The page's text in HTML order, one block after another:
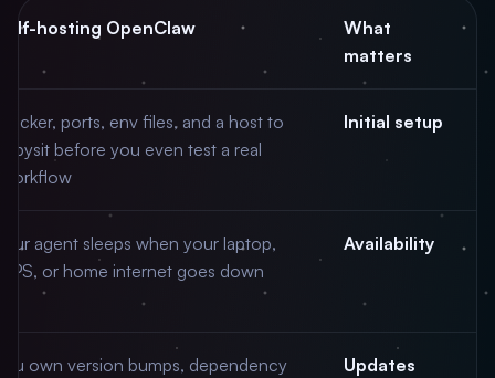
What
matters
hosting OpenClaw
Initial setup
ports, env files, and a host to
before you even test a real
workflow.
Availability
agent sleeps when your laptop,
VPS, or home internet goes down.
Updates
own version bumps, dependency